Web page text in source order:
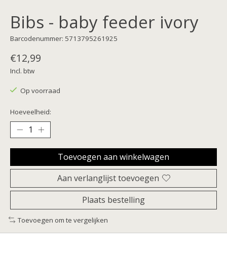
Bibs - baby feeder ivory
Barcodenummer: 5713795261925
€12,99
Incl. btw
Op voorraad
Hoeveelheid:
Toevoegen aan winkelwagen
Aan verlanglijst toevoegen
Plaats bestelling
Toevoegen om te vergelijken